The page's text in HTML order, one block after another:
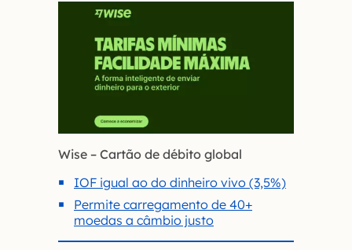
Wise – Cartão de débito global
IOF igual ao do dinheiro vivo (3,5%)
Permite carregamento de 40+
moedas a câmbio justo